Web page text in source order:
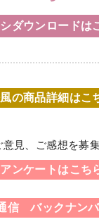
ダウンロードは
の商品詳細はこ
見、ご感想を募
ンケートはこち
信 バックナン